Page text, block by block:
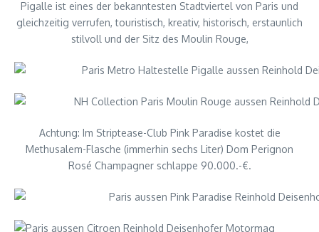
Pigalle ist eines der bekanntesten Stadtviertel von Paris und
gleichzeitig verrufen, touristisch, kreativ, historisch, erstaunlich
stilvoll und der Sitz des Moulin Rouge,
Achtung: Im Striptease-Club Pink Paradise kostet die
Methusalem-Flasche (immerhin sechs Liter) Dom Perignon
Rosé Champagner schlappe 90.000.-€.